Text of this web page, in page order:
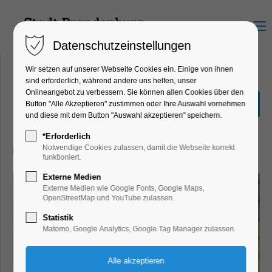
Menu
Ganzer halber Bruder
Kino
14.10.2025, 20:00–22:00
Datenschutzeinstellungen
Wir setzen auf unserer Webseite Cookies ein. Einige von ihnen
sind erforderlich, während andere uns helfen, unser
Onlineangebot zu verbessern. Sie können allen Cookies über den
Button "Alle Akzeptieren" zustimmen oder Ihre Auswahl vornehmen
und diese mit dem Button "Auswahl akzeptieren" speichern.
*Erforderlich
Notwendige Cookies zulassen, damit die Webseite korrekt
funktioniert.
Externe Medien
Externe Medien wie Google Fonts, Google Maps,
OpenStreetMap und YouTube zulassen.
Statistik
Matomo, Google Analytics, Google Tag Manager zulassen.